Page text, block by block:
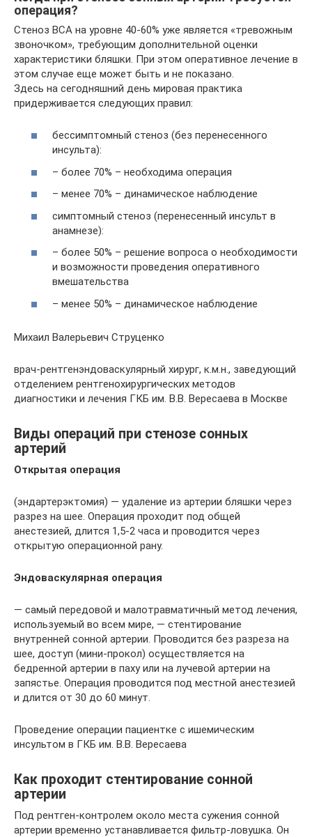
операция?
Стеноз ВСА на уровне 40-60% уже является «тревожным
звоночком», требующим дополнительной оценки
характеристики бляшки. При этом оперативное лечение в
этом случае еще может быть и не показано.
Здесь на сегодняшний день мировая практика
придерживается следующих правил:
бессимптомный стеноз (без перенесенного
инсульта):
– более 70% – необходима операция
– менее 70% – динамическое наблюдение
симптомный стеноз (перенесенный инсульт в
анамнезе):
– более 50% – решение вопроса о необходимости
и возможности проведения оперативного
вмешательства
– менее 50% – динамическое наблюдение
Михаил Валерьевич Струценко
врач-рентгенэндоваскулярный хирург, к.м.н., заведующий
отделением рентгенохирургических методов
диагностики и лечения ГКБ им. В.В. Вересаева в Москве
Виды операций при стенозе сонных
артерий
Открытая операция
(эндартерэктомия) — удаление из артерии бляшки через
разрез на шее. Операция проходит под общей
анестезией, длится 1,5-2 часа и проводится через
открытую операционной рану.
Эндоваскулярная операция
— самый передовой и малотравматичный метод лечения,
используемый во всем мире, — стентирование
внутренней сонной артерии. Проводится без разреза на
шее, доступ (мини-прокол) осуществляется на
бедренной артерии в паху или на лучевой артерии на
запястье. Операция проводится под местной анестезией
и длится от 30 до 60 минут.
Проведение операции пациентке с ишемическим
инсультом в ГКБ им. В.В. Вересаева
Как проходит стентирование сонной
артерии
Под рентген-контролем около места сужения сонной
артерии временно устанавливается фильтр-ловушка. Он